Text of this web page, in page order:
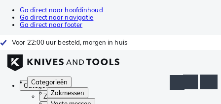
Ga direct naar hoofdinhoud
Ga direct naar navigatie
Ga direct naar footer
Voor 22:00 uur besteld, morgen in huis
Categorieën
Zakmessen
Categorieën
Zakmessen